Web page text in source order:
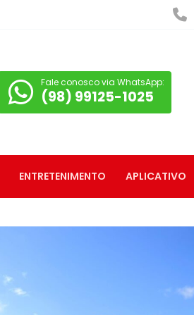
Fale conosco via WhatsApp:
(98) 99125-1025
ENTRETENIMENTO APLICATIVO